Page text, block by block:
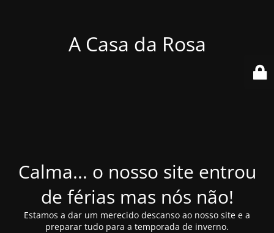
A Casa da Rosa
Calma... o nosso site entrou
de férias mas nós não!
Estamos a dar um merecido descanso ao nosso site e a
preparar tudo para a temporada de inverno.